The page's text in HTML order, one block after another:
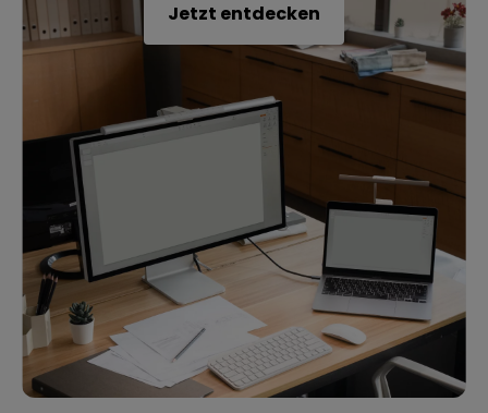
Jetzt entdecken